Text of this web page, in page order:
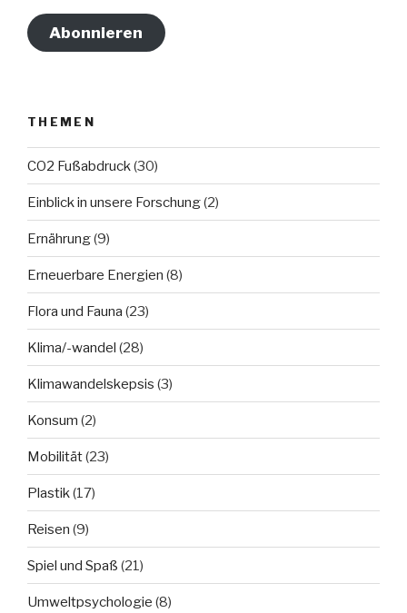
Abonnieren
THEMEN
CO2 Fußabdruck(30)
Einblick in unsere Forschung(2)
Ernährung(9)
Erneuerbare Energien (8)
Flora und Fauna (23)
Klima/-wandel (28)
Klimawandelskepsis (3)
Konsum (2)
Mobilität(23)
Plastik(17)
Reisen (9)
Spiel und Spaß (21)
Umweltpsychologie (8)